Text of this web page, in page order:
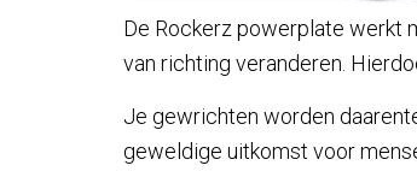
De Rockerz powerplate werkt
van richting veranderen.
Je gewrichten worden
geweldige uitkomst voor